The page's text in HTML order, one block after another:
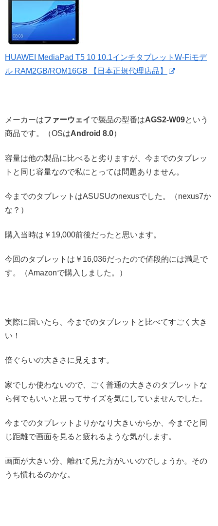
HUAWEI MediaPad T5 10 10.1インチタブレットW-Fiモデ
ル RAM2GB/ROM16GB 【日本正規代理店品】
メーカーはファーウェイで製品の型番はAGS2-W09という
商品です。（OSはAndroid 8.0）
容量は他の製品に比べると劣りますが、今までのタブレッ
トと同じ容量なので私にとっては問題ありません。
今までのタブレットはASUSUのnexusでした。（nexus7か
な？）
購入当時は￥19,000前後だったと思います。
今回のタブレットは￥16,036だったので値段的には満足で
す。（Amazonで購入しました。）
実際に届いたら、今までのタブレットと比べてすごく大き
い！
倍ぐらいの大きさに見えます。
家でしか使わないので、ごく普通の大きさのタブレットな
ら何でもいいと思ってサイズを気にしていませんでした。
今までのタブレットよりかなり大きいからか、今までと同
じ距離で画面を見ると疲れるような気がします。
画面が大きい分、離れて見た方がいいのでしょうか。その
うち慣れるのかな。